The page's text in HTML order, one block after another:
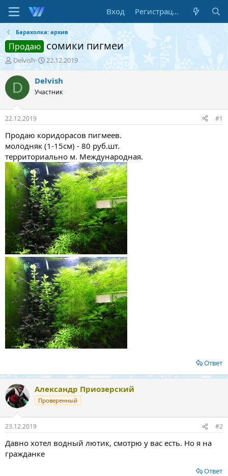
Вход Регистрация
Барахолка: архив
Продаю сомики пигмеи
А
в
т
т
е
м
ы
Delvish
Д
а
т
н
а
л
а
22.12.2019
D Delvish
Участник
22.12.2019 #1
Продаю коридорасов пигмеев.
молодняк (1-15см) - 80 руб.шт.
территориально м. Международная.
Ответ
Александр Приозерский
Проверенный
23.12.2019 #2
Давно хотел водный лютик, смотрю у вас есть. Но я на
гражданке
Ответ